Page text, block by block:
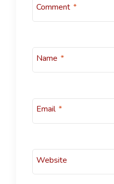
Comment *
Name *
Email *
Website